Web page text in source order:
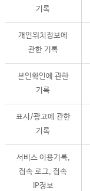
기록
개인위치정보에
관한 기록
본인확인에 관한
기록
표시/광고에 관한
기록
서비스 이용기록,
접속 로그, 접속
IP정보